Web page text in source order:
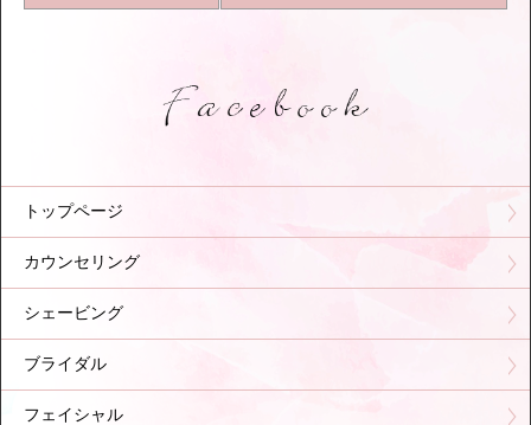
トップページ
カウンセリング
シェービング
ブライダル
フェイシャル